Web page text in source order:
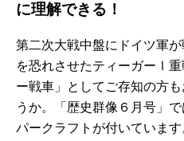
に理解できる！
第二次大戦中盤にドイツ軍
を恐れさせたティーガーⅠ
ー戦車」としてご存知の方
うか。「歴史群像６月号」
パークラフトが付いていま